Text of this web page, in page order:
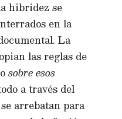
hibridez se
en la
La
las reglas de
sobre esos
a través del
arrebatan para